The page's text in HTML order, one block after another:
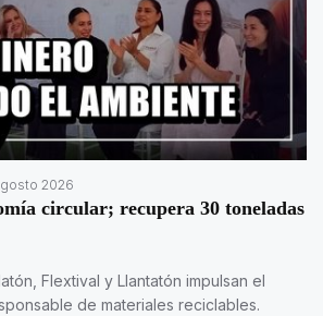
2026
circular; recupera 30 toneladas
Flextival y Llantatón impulsan el
de materiales reciclables.